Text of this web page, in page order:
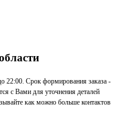
22:00. Срок формирования заказа -
с Вами для уточнения деталей
как можно больше контактов